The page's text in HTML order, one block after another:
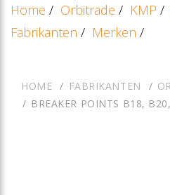
Home / Orbitrade / KMP /
Fabrikanten / Merken /
HOME FABRIKANTEN
BREAKER POINTS B18,